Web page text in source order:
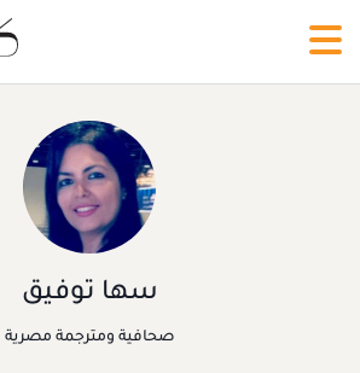
سها توفيق
صحافية ومترجمة مصرية